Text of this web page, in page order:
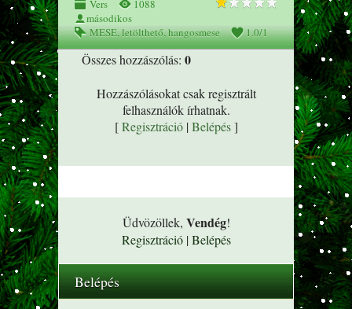
Vers
1088
másodikos
MESE,letölthető,hangosmese 1.0/1
Összes hozzászólás: 0
Hozzászólásokat csak regisztrált
felhasználók írhatnak.
[Regisztráció|Belépés]
Üdvözöllek, Vendég!
Regisztráció|Belépés
Belépés